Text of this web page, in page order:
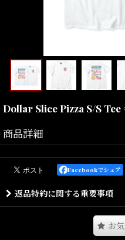
Dollar Slice Pizza S/S Tee
商品詳細
NYの1ドルピザをモチー
ローカルの風
Facebookでシェア
返品特約に関する重要事項
お